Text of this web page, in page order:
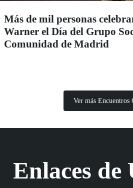
Más de mil personas
Warner el Día del Grupo
Comunidad de Madrid
Ver más Encuentros
Enlaces